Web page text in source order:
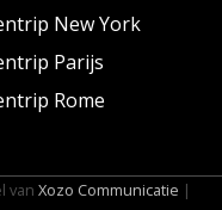
New York
Parijs
Rome
vanXozo Communicatie |